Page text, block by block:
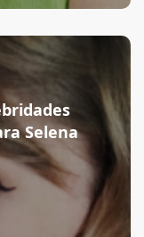
Selena